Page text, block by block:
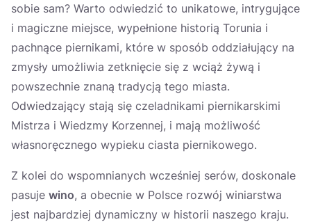
sobie sam? Warto odwiedzić to unikatowe, intrygujące
i magiczne miejsce, wypełnione historią Torunia i
pachnące piernikami, które w sposób oddziałujący na
zmysły umożliwia zetknięcie się z wciąż żywą i
powszechnie znaną tradycją tego miasta.
Odwiedzający stają się czeladnikami piernikarskimi
Mistrza i Wiedzmy Korzennej, i mają możliwość
własnoręcznego wypieku ciasta piernikowego.
Z kolei do wspomnianych wcześniej serów, doskonale
pasuje wino, a obecnie w Polsce rozwój winiarstwa
jest najbardziej dynamiczny w historii naszego kraju.